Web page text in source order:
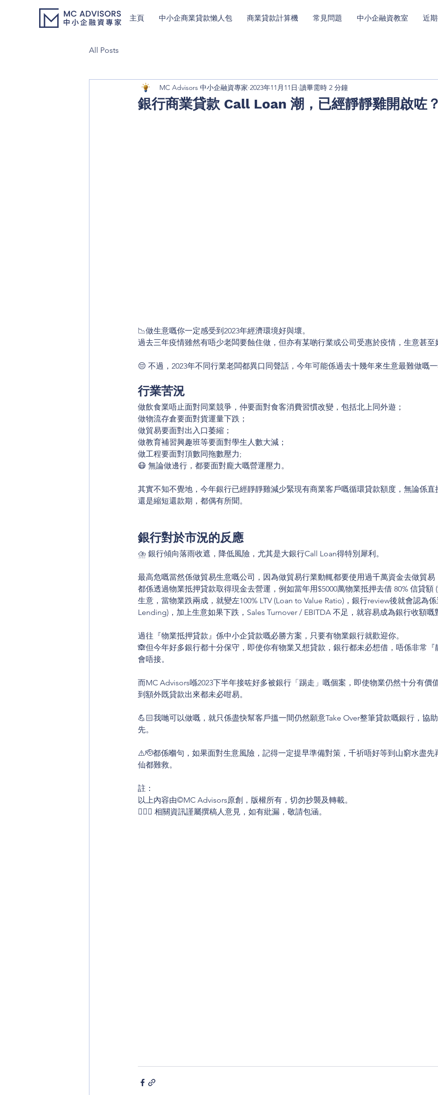
主頁 中小企商業貸款懶人包 商業貸款計算機 常見問題 中小企融資教室 近
All Posts
銀行商業貸款 Call Loan 潮，已經靜靜雞開啟咗？
MC Advisors 中小企融資專家 2023年11月11日 讀畢需時 2 分鐘
📉做生意嘅你一定感受到2023年經濟環境好與壞。
過去三年疫情雖然有唔少老闆要蝕住做，但亦有某啲行業或公司受惠於疫情，生意甚至
😔 不過，2023年不同行業老闆都異口同聲話，今年可能係過去十幾年來生意最難做嘅一
行業苦況
做飲食業唔止面對同業競爭，仲要面對食客消費習慣改變，包括北上同外遊；
做物流存倉要面對貨運量下跌；
做貿易要面對出入口萎縮；
做教育補習興趣班等要面對學生人數大減；
做工程要面對頂數同拖數壓力;
😷 無論做邊行，都要面對龐大嘅營運壓力。
其實不知不覺地，今年銀行已經靜靜雞減少緊現有商業客戶嘅循環貸款額度，無論係直
還是縮短還款期，都偶有所聞。
銀行對於市況的反應
⛈️ 銀行傾向落雨收遮，降低風險，尤其是大銀行Call Loan得特別犀利。
最高危嘅當然係做貿易生意嘅公司，因為做貿易行業動輒都要使用過千萬資金去做貿易
都係透過物業抵押貸款取得現金去營運，例如當年用$5000萬物業抵押去借 80% 信貸額
生意，當物業跌兩成，就變左100% LTV (Loan to Value Ratio)，銀行review後就會認為
Lending)，加上生意如果下跌，Sales Turnover / EBITDA 不足，就容易成為銀行收額嘅
過往『物業抵押貸款』係中小企貸款嘅必勝方案，只要有物業銀行就歡迎你。
🙈但今年好多銀行都十分保守，即使你有物業又想貸款，銀行都未必想借，唔係非常『
會唔接。
而MC Advisors喺2023下半年接咗好多被銀行「踢走」嘅個案，即使物業仍然十分有價
到額外既貸款出來都未必咁易。
💪🏻我哋可以做嘅，就只係盡快幫客戶搵一間仍然願意Take Over整筆貸款嘅銀行，協
先。
⚠️🫡都係嗰句，如果面對生意風險，記得一定提早準備對策，千祈唔好等到山窮水盡先
仙都難救。
註：
以上內容由©MC Advisors原創，版權所有，切勿抄襲及轉載。
🙇🏻‍♂️ 相關資訊謹屬撰稿人意見，如有紕漏，敬請包涵。